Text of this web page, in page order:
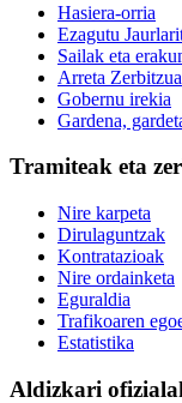
Hasiera-orria
Ezagutu
Sailak eta
Arreta Zerbitzua
Gobernu irekia
Gardena,
Tramiteak eta
Nire karpeta
Dirulaguntzak
Kontratazioak
Nire ordainketa
Eguraldia
Trafikoaren
Estatistika
Aldizkari